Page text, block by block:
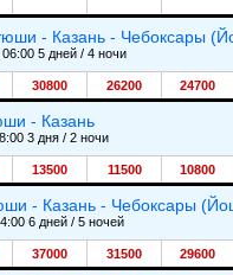
- Казань - Чебоксары
5 дней / 4 ночи
30800 26200 24700
- Казань
3 дня / 2 ночи
13500 11500 10800
- Казань - Чебоксары
6 дней / 5 ночей
37000 31500 29600